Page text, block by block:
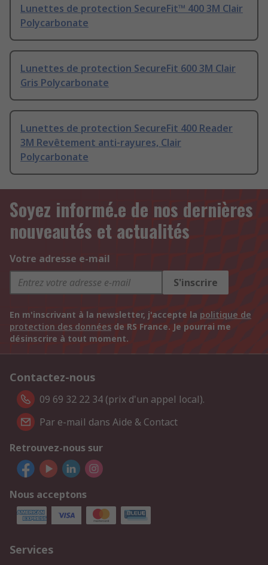
Lunettes de protection SecureFit™ 400 3M Clair
Polycarbonate
Lunettes de protection SecureFit 600 3M Clair
Gris Polycarbonate
Lunettes de protection SecureFit 400 Reader
3M Revêtement anti-rayures, Clair
Polycarbonate
Soyez informé.e de nos dernières
nouveautés et actualités
Votre adresse e-mail
S'inscrire
En m'inscrivant à la newsletter, j'accepte la politique de
protection des données de RS France. Je pourrai me
désinscrire à tout moment.
Contactez-nous
09 69 32 22 34 (prix d'un appel local).
Par e-mail dans Aide & Contact
Retrouvez-nous sur
Nous acceptons
Services